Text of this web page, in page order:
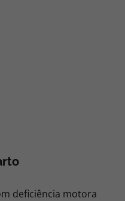
deficiência motora